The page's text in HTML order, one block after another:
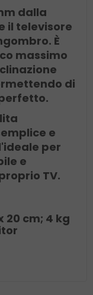
dalla
il televisore
È
massimo
di
e
per
e
TV.
20 cm; 4 kg